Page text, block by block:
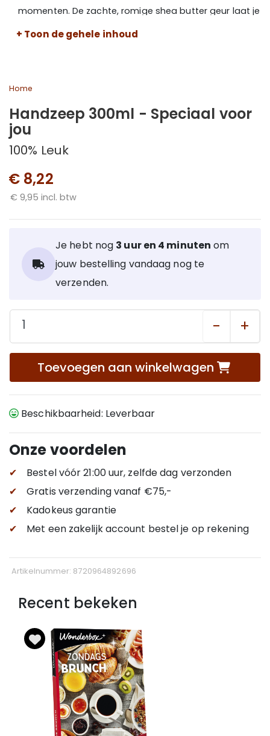
momenten. De zachte, romige shea butter geur laat je
handen verfrissen!
+ Toon de gehele inhoud
Home
Handzeep 300ml - Speciaal voor
jou
100% Leuk
€ 8,22
€ 9,95 incl. btw
Je hebt nog 3 uur en 4 minuten om
jouw bestelling vandaag nog te
verzenden.
- +
Toevoegen aan winkelwagen
Beschikbaarheid: Leverbaar
Onze voordelen
✔
Bestel vóór 21:00 uur, zelfde dag verzonden
✔
Gratis verzendingvanaf €75,-
✔
Kadokeus garantie
✔
Met een zakelijk account bestel je op rekening
Artikelnummer: 8720964892696
Recent bekeken